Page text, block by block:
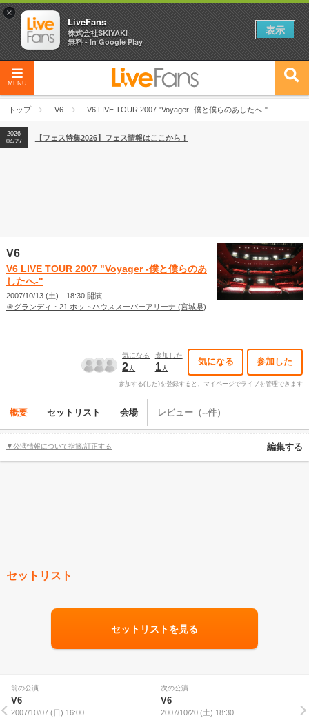
MENU
トップ V6 V6 LIVE TOUR 2007 "Voyager -僕と僕らのあしたへ-"
2026
04/27
2026
【ライブ動員ランキング】2026年上半期編発表！
2026
04/27
【フェス特集2026】フェス情報はここから！
V6
V6 LIVE TOUR 2007 "Voyager -僕と僕らのあ
したへ-"
2007/10/13 (土) 18:30 開演
＠グランディ・21 ホットハウススーパーアリーナ (宮城県)
気になる
2人
参加した
1人
気になる 参加した
参加する(した)を登録すると、マイページでライブを管理できます
概要 セットリスト 会場 レビュー（--件）
▼公演情報について指摘/訂正する 編集する
セットリスト
セットリストを見る
前の公演
V6
2007/10/07 (日) 16:00
次の公演
V6
2007/10/20 (土) 18:30
×
LiveFans
株式会社SKIYAKI
無料 - In Google Play
表示